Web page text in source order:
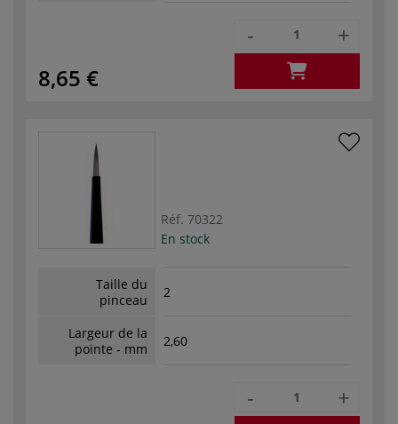
8,65 €
- +
Réf. 70322
En stock
Taille du
pinceau
2
Largeur de la
pointe - mm
2,60
- +